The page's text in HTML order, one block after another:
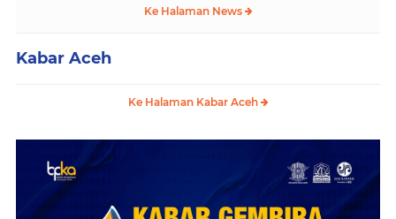
Ke Halaman News
Kabar Aceh
Ke Halaman Kabar Aceh